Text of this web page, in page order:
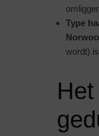
Type
wordt)